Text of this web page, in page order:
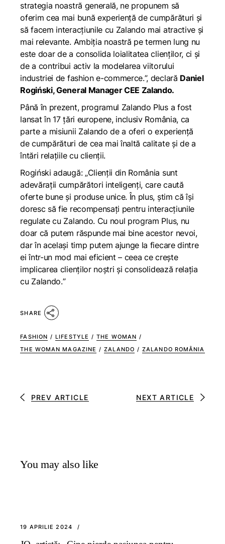
strategia noastră generală, ne propunem să
oferim cea mai bună experiență de cumpărături și
să facem interacțiunile cu Zalando mai atractive și
mai relevante. Ambiția noastră pe termen lung nu
este doar de a consolida loialitatea clienților, ci și
de a contribui activ la modelarea viitorului
industriei de fashion e-commerce.”, declară Daniel
Rogiński, General Manager CEE Zalando.
Până în prezent, programul Zalando Plus a fost
lansat în 17 țări europene, inclusiv România, ca
parte a misiunii Zalando de a oferi o experiență
de cumpărături de cea mai înaltă calitate și de a
întări relațiile cu clienții.
Rogiński adaugă: „Clienții din România sunt
adevărații cumpărători inteligenți, care caută
oferte bune și produse unice. În plus, știm că își
doresc să fie recompensați pentru interacțiunile
regulate cu Zalando. Cu noul program Plus, nu
doar că putem răspunde mai bine acestor nevoi,
dar în același timp putem ajunge la fiecare dintre
ei într-un mod mai eficient – ceea ce crește
implicarea clienților noștri și consolidează relația
cu Zalando.”
SHARE
FASHION / LIFESTYLE / THE WOMAN /
THE WOMAN MAGAZINE / ZALANDO / ZALANDO ROMÂNIA
PREV ARTICLE NEXT ARTICLE
You may also like
19 APRILIE 2024